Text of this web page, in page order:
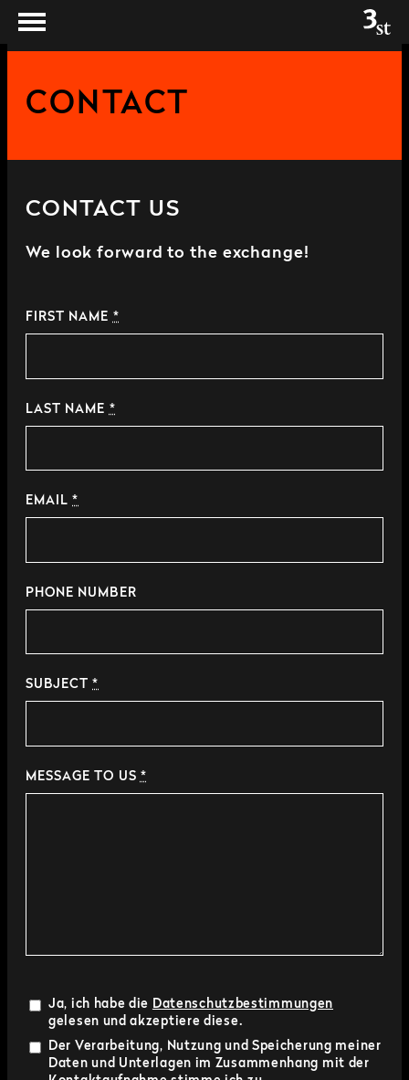
CONTACT
CONTACT US
We look forward to the exchange!
FIRST NAME *
LAST NAME *
EMAIL*
PHONE NUMBER
SUBJECT*
MESSAGE TO US *
Ja, ich habe die Datenschutzbestimmungen
gelesen und akzeptiere diese.
Der Verarbeitung, Nutzung und Speicherung meiner
Daten und Unterlagen im Zusammenhang mit der